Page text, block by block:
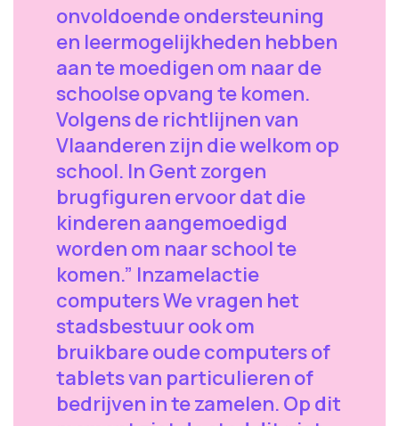
onvoldoende ondersteuning
en leermogelijkheden hebben
aan te moedigen om naar de
schoolse opvang te komen.
Volgens de richtlijnen van
Vlaanderen zijn die welkom op
school. In Gent zorgen
brugfiguren ervoor dat die
kinderen aangemoedigd
worden om naar school te
komen.” Inzamelactie
computers We vragen het
stadsbestuur ook om
bruikbare oude computers of
tablets van particulieren of
bedrijven in te zamelen. Op dit